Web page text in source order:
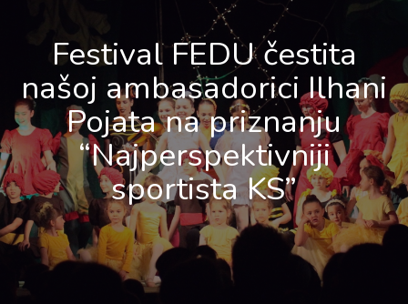
Festival FEDU čestita
našoj ambasadorici Ilhani
Pojata na priznanju
“Najperspektivniji
sportista KS”